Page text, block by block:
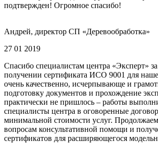
подтвержден! Огромное спасибо!
Андрей, директор СП «Деревообработка»
27 01 2019
Спасибо специалистам центра «Эксперт»
получении сертификата ИСО 9001 для
очень качественно, исчерпывающе и
подготовку документов и прохождение
практически не пришлось – работы
специалисты центра в оговоренные
минимальной стоимости услуг.
вопросам консультативной помощи и
сертификатов для расширяющегося